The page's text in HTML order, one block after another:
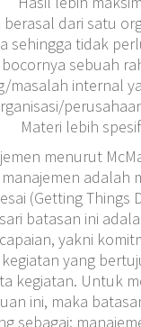
berasal dari satu
sehingga tidak
bocornya sebuah
masalah internal
Materi lebih
menurut
adalah
(Getting Things
batasan ini
yakni
yang
kegiatan. Untuk
ini, maka
sebagai: